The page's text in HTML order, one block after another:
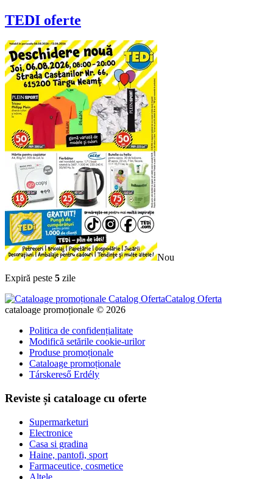
TEDI oferte
Nou
Expiră peste 5 zile
Catalog Oferta
cataloage promoționale © 2026
Politica de confidențialitate
Modifică setările cookie-urilor
Produse promoționale
Cataloage promoționale
Társkereső Erdély
Reviste și cataloage cu oferte
Supermarketuri
Electronice
Casa si gradina
Haine, pantofi, sport
Farmaceutice, cosmetice
Altele